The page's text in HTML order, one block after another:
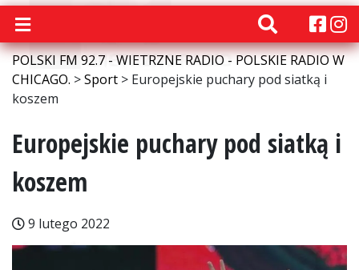
POLSKI FM 92.7 - WIETRZNE RADIO - POLSKIE RADIO W
CHICAGO. >Sport > Europejskie puchary pod siatką i
koszem
Europejskie puchary pod siatką i
koszem
9 lutego 2022